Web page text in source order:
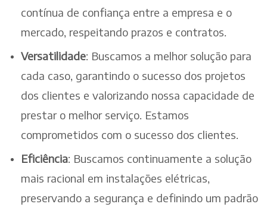
contínua de confiança entre a empresa e o
mercado, respeitando prazos e contratos.
Versatilidade: Buscamos a melhor solução para
cada caso, garantindo o sucesso dos projetos
dos clientes e valorizando nossa capacidade de
prestar o melhor serviço. Estamos
comprometidos com o sucesso dos clientes.
Eficiência: Buscamos continuamente a solução
mais racional em instalações elétricas,
preservando a segurança e definindo um padrão